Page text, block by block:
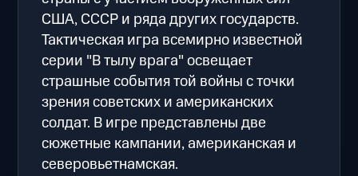
США, СССР и ряда других государств.
Тактическая игра всемирно известной
серии "В тылу врага" освещает
страшные события той войны с точки
зрения советских и американских
солдат. В игре представлены две
сюжетные кампании, американская и
северовьетнамская.